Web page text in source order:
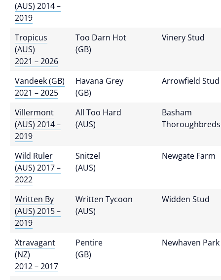
(AUS) 2014 –
2019
Tropicus
(AUS)
2021 – 2026
Too Darn Hot
(GB)
Vinery Stud
Vandeek (GB)
2021 – 2025
Havana Grey
(GB)
Arrowfield Stud
Villermont
(AUS) 2014 –
2019
All Too Hard
(AUS)
Basham
Thoroughbreds
Wild Ruler
(AUS) 2017 –
2022
Snitzel
(AUS)
Newgate Farm
Written By
(AUS) 2015 –
2019
Written Tycoon
(AUS)
Widden Stud
Xtravagant
(NZ)
2012 – 2017
Pentire
(GB)
Newhaven Park